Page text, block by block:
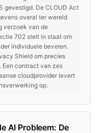
gevestigd. De CLOUD Act
overal ter wereld
verzoek van de
702 stelt in staat om
individuele bevelen.
Shield om precies
Een contract van zes
cloudprovider levert
op.
AI Probleem: De